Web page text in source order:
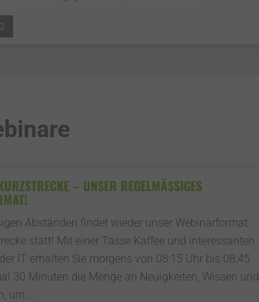
– UNSER REGELMÄSSIGES W
Abständen findet wieder unser Webinarformat
statt! Mit einer Tasse Kaffee und interessanten
IT erhalten Sie morgens von 08:15 Uhr bis 08:45
30 Minuten die Menge an Neuigkeiten, Wissen und
um ...